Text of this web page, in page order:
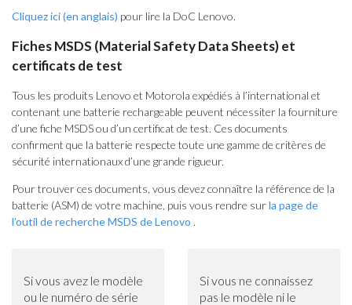
Cliquez ici (en anglais) pour lire la DoC Lenovo.
Fiches MSDS (Material Safety Data Sheets) et
certificats de test
Tous les produits Lenovo et Motorola expédiés à l’international et
contenant une batterie rechargeable peuvent nécessiter la fourniture
d’une fiche MSDS ou d’un certificat de test. Ces documents
confirment que la batterie respecte toute une gamme de critères de
sécurité internationaux d’une grande rigueur.
Pour trouver ces documents, vous devez connaître la référence de la
batterie (ASM) de votre machine, puis vous rendre surla page de
l’outil de recherche MSDS de Lenovo .
Si vous avez le modèle
ou le numéro de série
Si vous ne connaissez
pas le modèle ni le